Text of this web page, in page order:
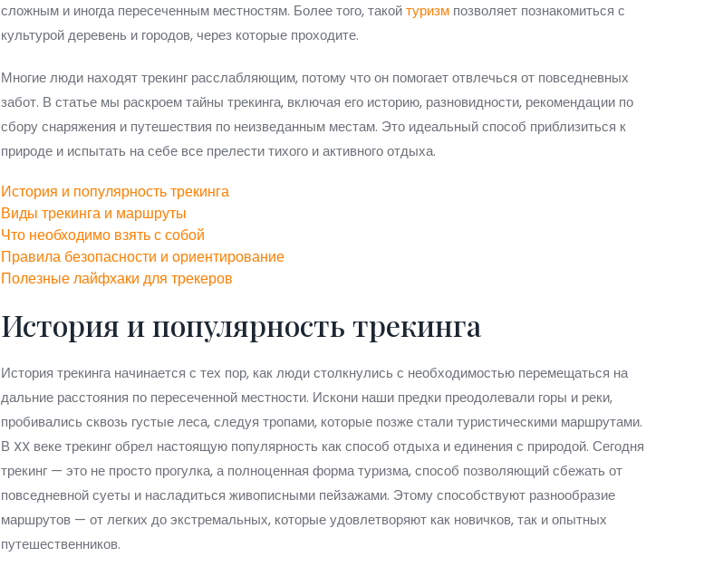
сложным и иногда пересеченным местностям. Более того, такойтуризм позволяет познакомиться с
культурой деревень и городов, через которые проходите.
Многие люди находят трекинг расслабляющим, потому что он помогает отвлечься от повседневных
забот. В статье мы раскроем тайны трекинга, включая его историю, разновидности, рекомендации по
сбору снаряжения и путешествия по неизведанным местам. Это идеальный способ приблизиться к
природе и испытать на себе все прелести тихого и активного отдыха.
История и популярность трекинга
Виды трекинга и маршруты
Что необходимо взять с собой
Правила безопасности и ориентирование
Полезные лайфхаки для трекеров
История и популярность трекинга
История трекинга начинается с тех пор, как люди столкнулись с необходимостью перемещаться на
дальние расстояния по пересеченной местности. Искони наши предки преодолевали горы и реки,
пробивались сквозь густые леса, следуя тропами, которые позже стали туристическими маршрутами.
В XX веке трекинг обрел настоящую популярность как способ отдыха и единения с природой. Сегодня
трекинг — это не просто прогулка, а полноценная форма туризма, способ позволяющий сбежать от
повседневной суеты и насладиться живописными пейзажами. Этому способствуют разнообразие
маршрутов — от легких до экстремальных, которые удовлетворяют как новичков, так и опытных
путешественников.